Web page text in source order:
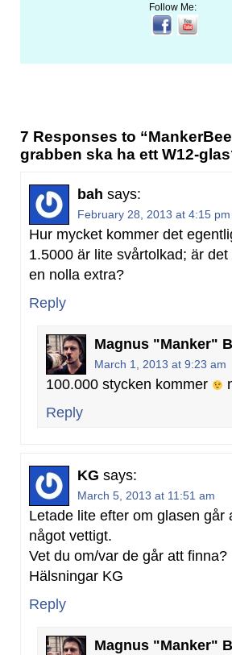
Follow Me:
7 Responses to
grabben ska ha ett W12-
bah says:
February 28, 2013 at 4:15 pm
Hur mycket kommer det
1.5000 är lite svårtolkad; är
en nolla extra?
Reply
Magnus "Manker"
March 1, 2013 at 9:23 am
100.000 stycken kommer
Reply
KG says:
March 5, 2013 at 11:51 am
Letade lite efter om glasen
något vettigt.
Vet du om/var de går att finna?
Hälsningar KG
Reply
Magnus "Manker"